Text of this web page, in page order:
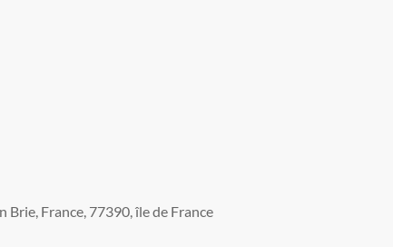
Brie, France, 77390, île de France